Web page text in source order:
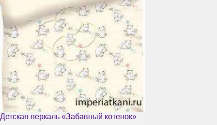
Детская перкаль «Забавный котенок»